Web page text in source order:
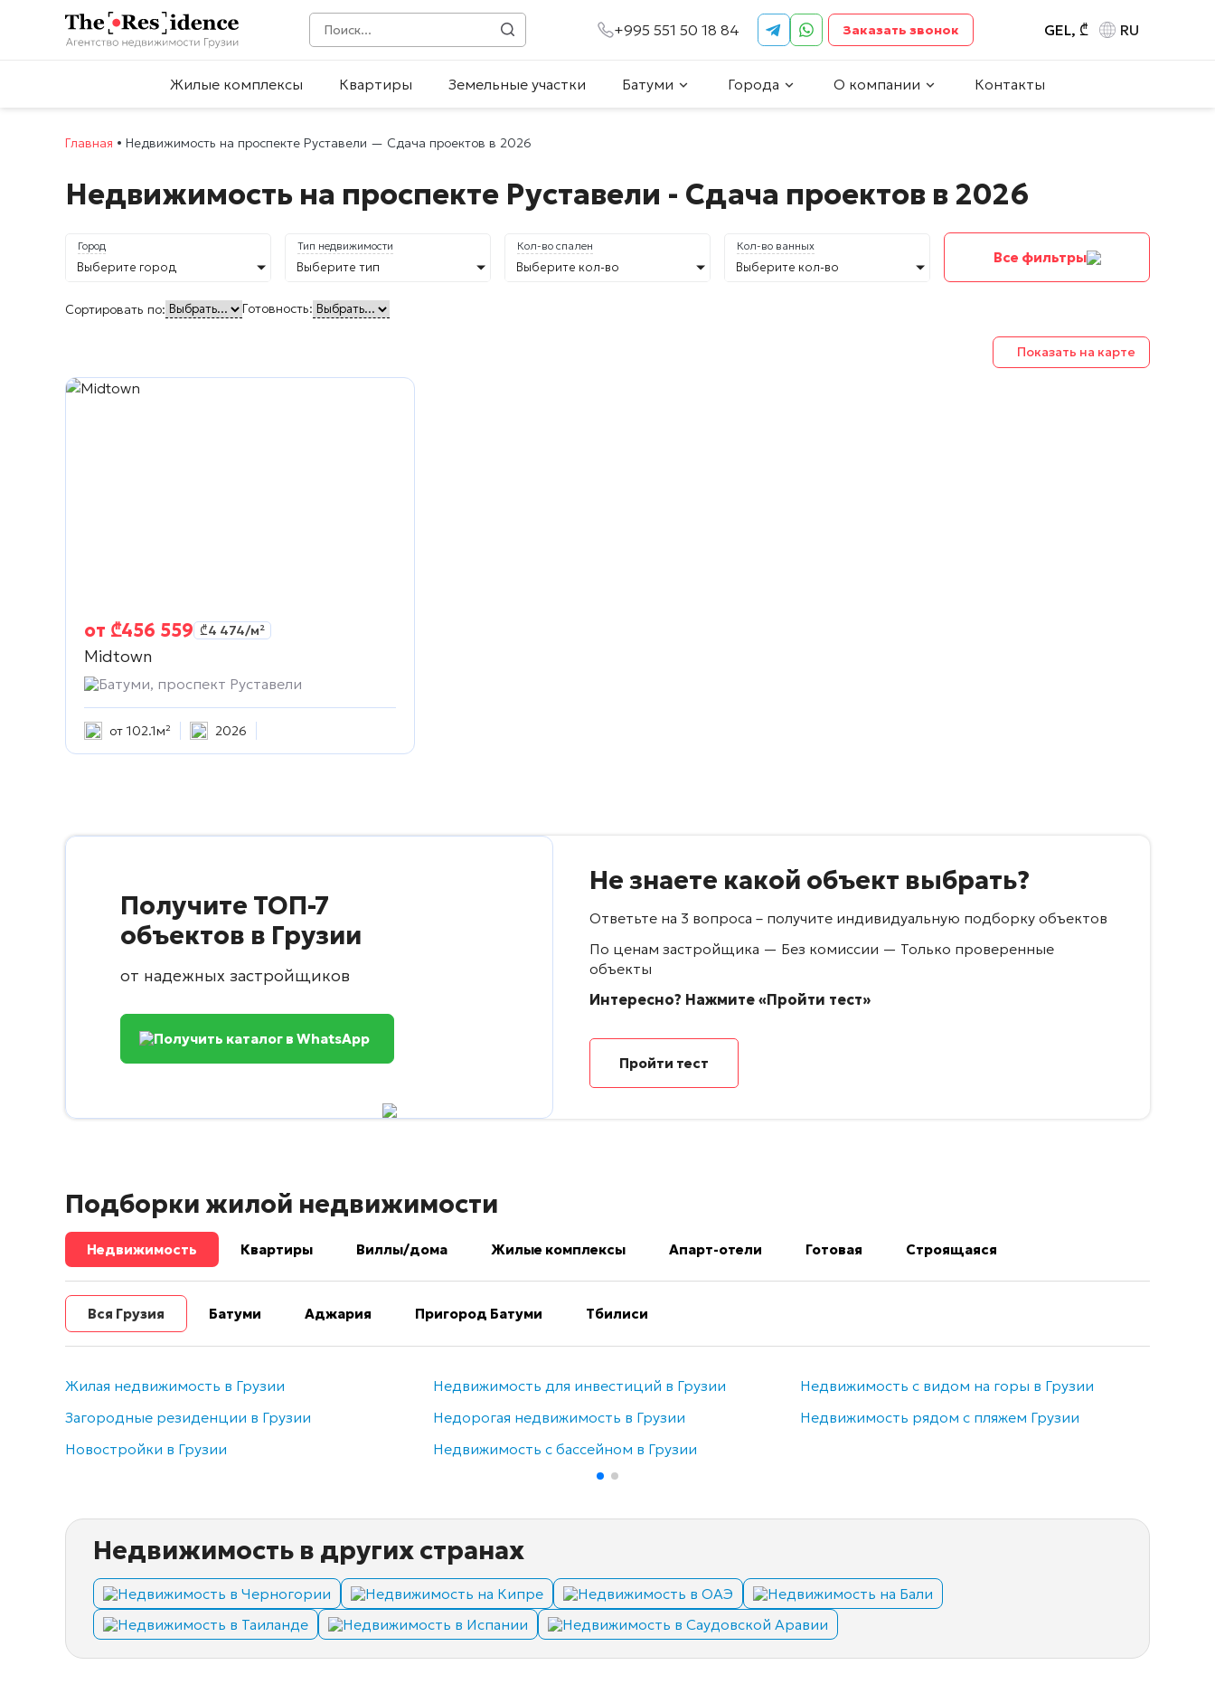
+995 551 50 18 84 Заказать звонок GEL, ₾ RU
Жилые комплексы Квартиры Земельные участки Батуми Города О компании Контакты
Главная • Недвижимость на проспекте Руставели — Сдача проектов в 2026
Недвижимость на проспекте Руставели - Сдача проектов в 2026
Город
Выберите город
Тип недвижимости
Выберите тип
Кол-во спален
Выберите кол-во
Кол-во ванных
Выберите кол-во
Все фильтры
Сортировать по: Готовность:
Показать на карте
от ₾456 559 ₾4 474/м²
Midtown
Батуми, проспект Руставели
от 102.1м² 2026
Получите ТОП-7
объектов в Грузии
от надежных застройщиков
Получить каталог в WhatsApp
Не знаете какой объект выбрать?
Ответьте на 3 вопроса – получите индивидуальную подборку объектов
По ценам застройщика — Без комиссии — Только проверенные
объекты
Интересно? Нажмите «Пройти тест»
Пройти тест
Подборки жилой недвижимости
Недвижимость Квартиры Виллы/дома Жилые комплексы Апарт-отели Готовая Строящаяся
Вся Грузия Батуми Аджария Пригород Батуми Тбилиси
Жилая недвижимость в Грузии
Загородные резиденции в Грузии
Новостройки в Грузии
Недвижимость для инвестиций в Грузии
Недорогая недвижимость в Грузии
Недвижимость с бассейном в Грузии
Недвижимость с видом на горы в Грузии
Недвижимость рядом с пляжем Грузии
Недвижимость в других странах
Недвижимость в Черногории Недвижимость на Кипре Недвижимость в ОАЭ
Недвижимость на Бали
Недвижимость в Таиланде
Недвижимость в Испании Недвижимость в Саудовской Аравии